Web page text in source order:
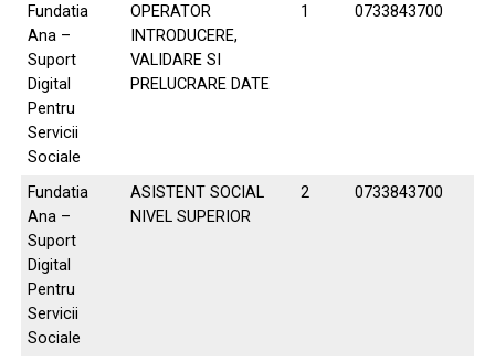
Fundatia
Ana –
Suport
Digital
Pentru
Servicii
Sociale
OPERATOR
INTRODUCERE,
VALIDARE SI
PRELUCRARE DATE
1 0733843700
Fundatia
Ana –
Suport
Digital
Pentru
Servicii
Sociale
ASISTENT SOCIAL
NIVEL SUPERIOR
2 0733843700